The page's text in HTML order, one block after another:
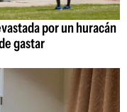
por un huracán
gastar